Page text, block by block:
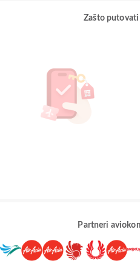
Zašto putovati
Partneri